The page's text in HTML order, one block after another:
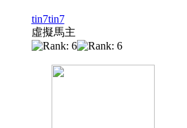
tin7tin7
虛擬馬主